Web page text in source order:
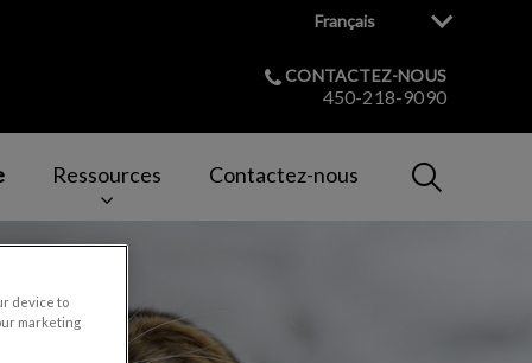
Français
CONTACTEZ-NOUS
450-218-9090
Ressources Contactez-nous
device to
marketing